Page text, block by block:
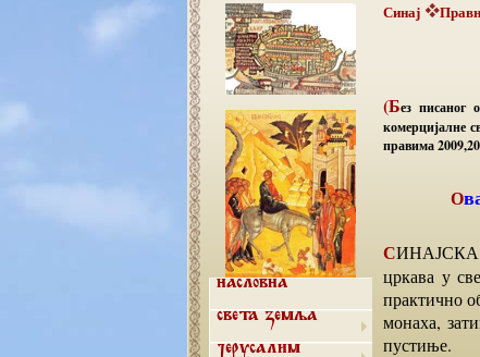
Насловна
Света земља
Јерусалим
Синај
(Без писаног
комерцијалне
правима
СИНАЈСКА АРХИЕПИСКОПИЈА је данас једна од најмањих самосталних Православних
цркава у
практично
монаха,
пустиње.